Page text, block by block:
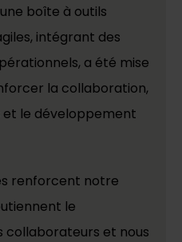
boîte à outils
intégrant des
a été mise
la collaboration,
et le développement
renforcent notre
le
collaborateurs et nous